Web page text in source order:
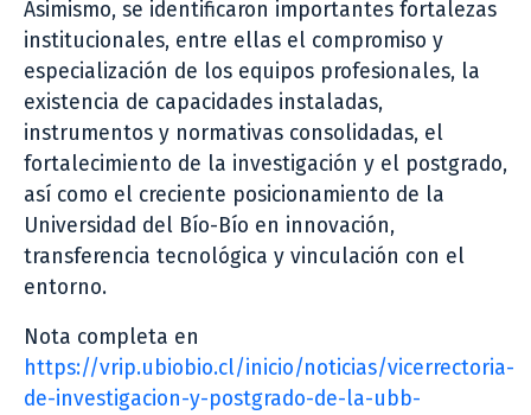
Asimismo, se identificaron importantes fortalezas
institucionales, entre ellas el compromiso y
especialización de los equipos profesionales, la
existencia de capacidades instaladas,
instrumentos y normativas consolidadas, el
fortalecimiento de la investigación y el postgrado,
así como el creciente posicionamiento de la
Universidad del Bío-Bío en innovación,
transferencia tecnológica y vinculación con el
entorno.
Nota completa en
https://vrip.ubiobio.cl/inicio/noticias/vicerrectoria-
de-investigacion-y-postgrado-de-la-ubb-